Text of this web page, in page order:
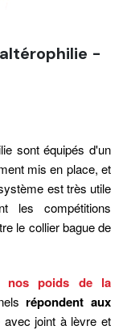
-
sont équipés d'un
mis en place, et
est très utile
les compétitions
le collier bague de
nos poids de la
répondent aux
joint à lèvre et